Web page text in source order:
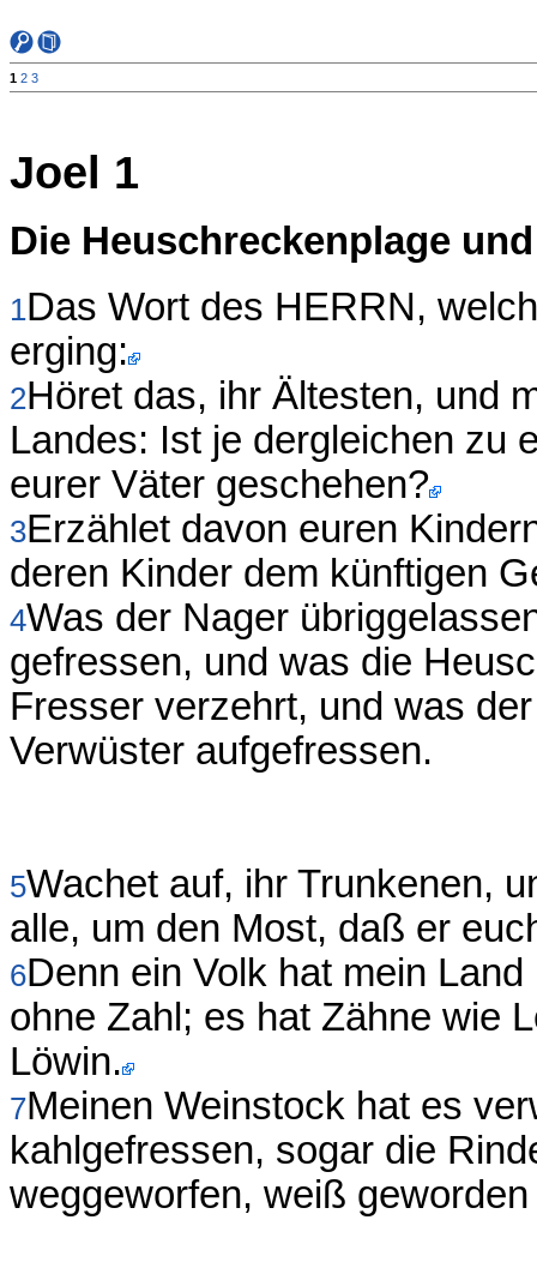
1 2 3
Joel 1
Die Heuschreckenplage
1Das Wort des HERRN,
erging:
2Höret das, ihr Ältesten, und
Landes: Ist je dergleichen zu
eurer Väter geschehen?
3Erzählet davon euren
deren Kinder dem künftigen
4Was der Nager
gefressen, und was die
Fresser verzehrt, und was
Verwüster aufgefressen.
5Wachet auf, ihr Trunkenen,
alle, um den Most, daß er
6Denn ein Volk hat mein
ohne Zahl; es hat Zähne wie
Löwin.
7Meinen Weinstock hat es
kahlgefressen, sogar die
weggeworfen, weiß